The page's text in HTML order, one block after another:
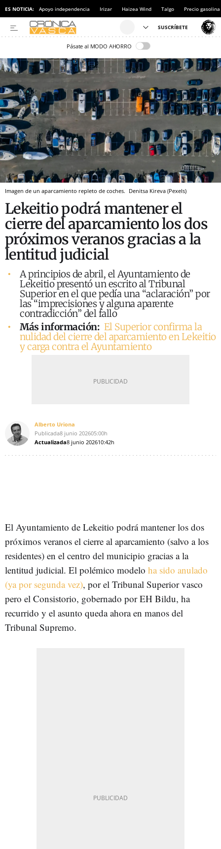
ES NOTICIA: Apoyo independencia Irizar Haizea Wind Talgo Precio gasolina
Pásate al MODO AHORRO
Imagen de un aparcamiento repleto de coches. Denitsa Kireva (Pexels)
Lekeitio podrá mantener el
cierre del aparcamiento los dos
próximos veranos gracias a la
lentitud judicial
A principios de abril, el Ayuntamiento de
Lekeitio presentó un escrito al Tribunal
Superior en el que pedía una “aclaración” por
las “imprecisiones y alguna aparente
contradicción” del fallo
Más información: El Superior confirma la
nulidad del cierre del aparcamiento en Lekeitio
y carga contra el Ayuntamiento
Alberto Uriona
Publicada8 junio 202605:00h
Actualizada8 junio 202610:42h
El Ayuntamiento de Lekeitio podrá mantener los dos
próximos veranos el cierre al aparcamiento (salvo a los
residentes) en el centro del municipio gracias a la
lentitud judicial. El polémico modelo ha sido anulado
(ya por segunda vez), por el Tribunal Superior vasco
pero el Consistorio, gobernado por EH Bildu, ha
recurrido y el asunto queda ahora en manos del
Tribunal Supremo.